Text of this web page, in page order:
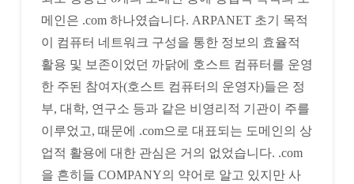
메인은 .com 하나였습니다. ARPANET 초기 목적
이 컴퓨터 네트워크 구성을 통한 정보의 효율적
활용 및 보존이었던 까닭에 호스트 컴퓨터를 운영
한 주된 참여자(호스트 컴퓨터의 운영자)들은 정
부, 대학, 연구소 등과 같은 비영리적 기관이 주를
이루었고, 때문에 .com으로 대표되는 도메인의 상
업적 활용에 대한 관심은 거의 없었습니다. .com
을 흔히들 COMPANY의 약어로 알고 있지만 사